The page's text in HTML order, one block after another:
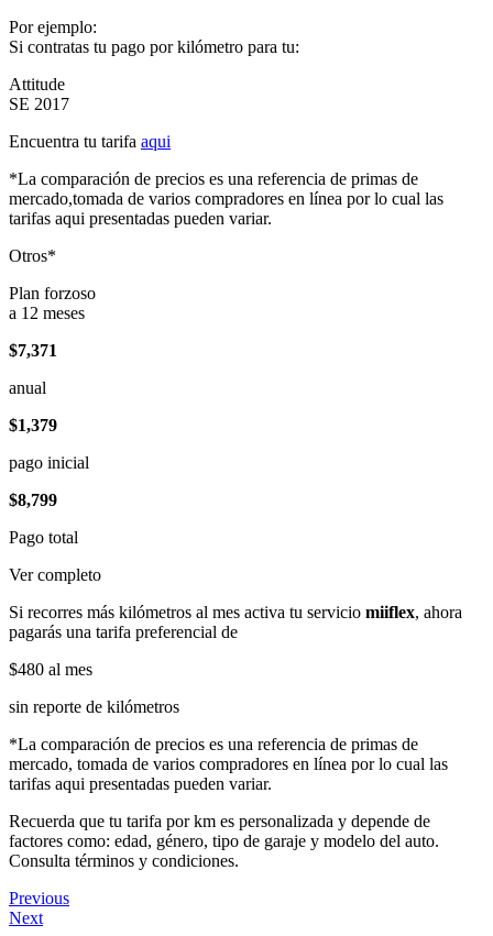
Por ejemplo:
Si contratas tu pago por kilómetro para tu:
Attitude
SE 2017
Encuentra tu tarifa aqui
*La comparación de precios es una referencia de primas de
mercado,tomada de varios compradores en línea por lo cual las
tarifas aqui presentadas pueden variar.
Otros*
Plan forzoso
a 12 meses
$7,371
anual
$1,379
pago inicial
$8,799
Pago total
Ver completo
Si recorres más kilómetros al mes activa tu servicio miiflex, ahora
pagarás una tarifa preferencial de
$480 al mes
sin reporte de kilómetros
*La comparación de precios es una referencia de primas de
mercado, tomada de varios compradores en línea por lo cual las
tarifas aqui presentadas pueden variar.
Recuerda que tu tarifa por km es personalizada y depende de
factores como: edad, género, tipo de garaje y modelo del auto.
Consulta términos y condiciones.
Previous
Next